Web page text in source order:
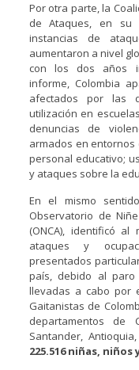
Por otra parte, la
de Ataques, en su
instancias de
aumentaron a nivel
con los dos años
informe, Colombia
afectados por las
utilización en
denuncias de
armados en
personal educativo;
y ataques sobre la
En el mismo
Observatorio de
(ONCA), identificó
ataques y
presentados
país, debido al paro
llevadas a cabo por
Gaitanistas de
departamentos de
Santander,
225.516 niñas,